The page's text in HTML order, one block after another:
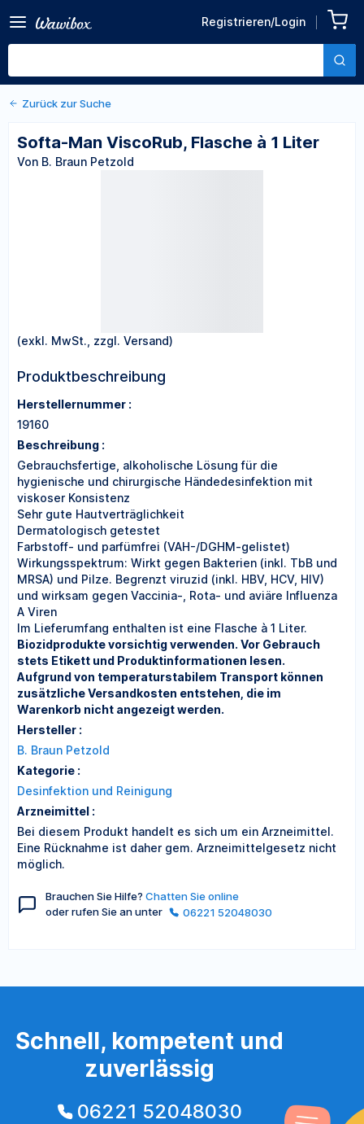
Registrieren/Login
Flasche à 1 Liter
Von B. Braun Petzold
Zurück zu den Produktdetails
Zurück zur Suche
Softa-Man ViscoRub, Flasche à 1 Liter
Von B. Braun Petzold
(exkl. MwSt., zzgl. Versand)
Produktbeschreibung
Herstellernummer :
19160
Beschreibung :
Gebrauchsfertige, alkoholische Lösung für die
hygienische und chirurgische Händedesinfektion mit
viskoser Konsistenz
Sehr gute Hautverträglichkeit
Dermatologisch getestet
Farbstoff- und parfümfrei (VAH-/DGHM-gelistet)
Wirkungsspektrum: Wirkt gegen Bakterien (inkl. TbB und
MRSA) und Pilze. Begrenzt viruzid (inkl. HBV, HCV, HIV)
und wirksam gegen Vaccinia-, Rota- und aviäre Influenza
A Viren
Im Lieferumfang enthalten ist eine Flasche à 1 Liter.
Biozidprodukte vorsichtig verwenden. Vor Gebrauch
stets Etikett und Produktinformationen lesen.
Aufgrund von temperaturstabilem Transport können
zusätzliche Versandkosten entstehen, die im
Warenkorb nicht angezeigt werden.
Hersteller :
B. Braun Petzold
Kategorie :
Desinfektion und Reinigung
Arzneimittel :
Bei diesem Produkt handelt es sich um ein Arzneimittel.
Eine Rücknahme ist daher gem. Arzneimittelgesetz nicht
möglich.
Brauchen Sie Hilfe? Chatten Sie online
oder rufen Sie an unter
06221 52048030
Schnell, kompetent und
zuverlässig
06221 52048030